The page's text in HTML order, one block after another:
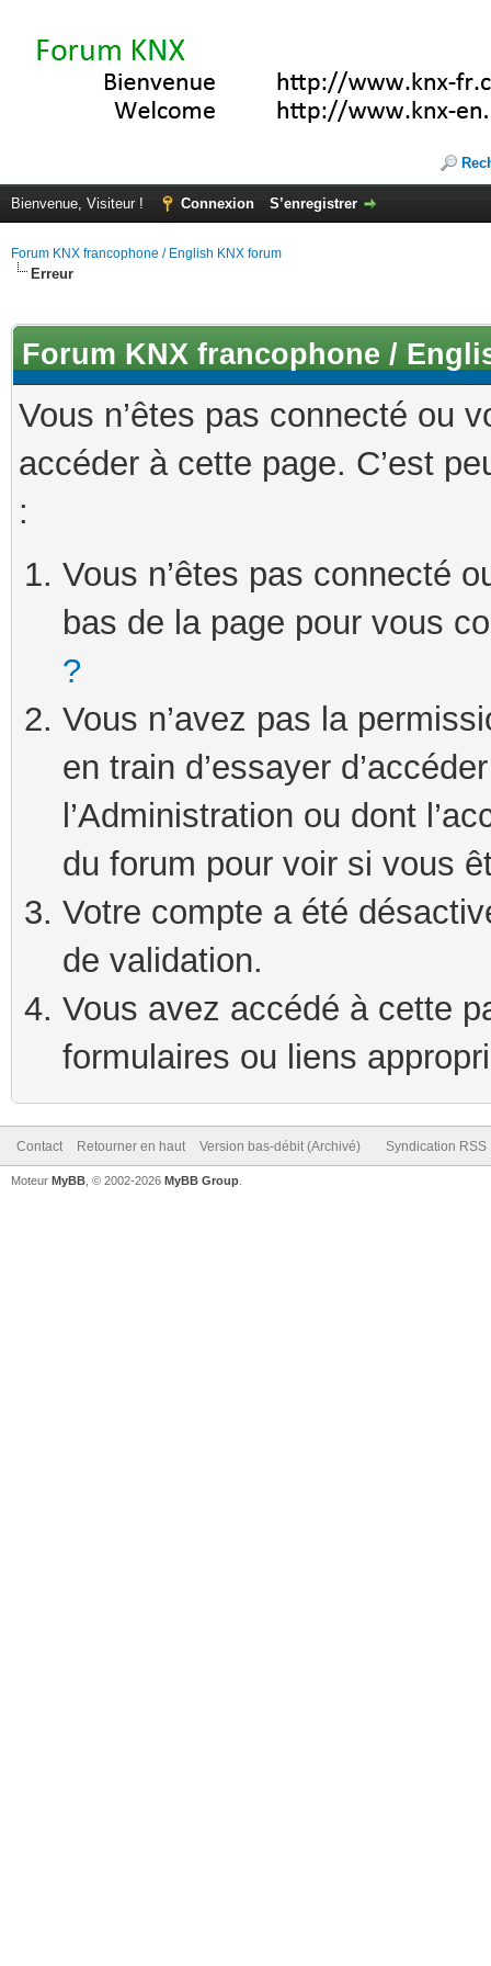
Bienvenue, Visiteur ! Connexion S’enregistrer
Forum KNX francophone / English KNX forum
Erreur
Forum KNX francophone /
Vous n’êtes pas connecté ou
accéder à cette page. C’est
:
Vous n’êtes pas connecté
bas de la page pour vous
?
Vous n’avez pas la
en train d’essayer
l’Administration ou dont
du forum pour voir si vous
Votre compte a été
de validation.
Vous avez accédé à cette
formulaires ou liens
Contact Retourner en haut Version bas-débit (Archivé) Syndication RSS
Moteur MyBB , © 2002-2026 MyBB Group